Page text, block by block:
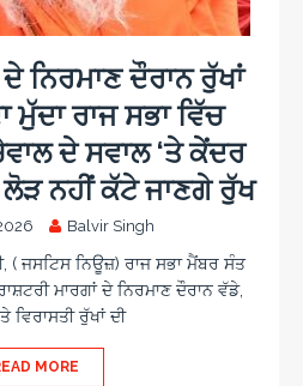
ਨਿਰਮਾਣ ਦੌਰਾਨ ਰੁੱਖਾਂ
ਮੁੱਦਾ ਰਾਜ ਸਭਾ ਵਿੱਚ
ਦੇ ਸਵਾਲ ‘ਤੇ ਕੇਂਦਰ
ਨਹੀਂ ਕੱਟੇ ਜਾਣਗੇ ਰੁੱਖ
Balvir Singh
( ਜਸਟਿਸ ਨਿਊਜ਼) ਰਾਜ ਸਭਾ ਮੈਂਬਰ ਸੰਤ
ਮਾਰਗਾਂ ਦੇ ਨਿਰਮਾਣ ਦੌਰਾਨ ਵੱਡੇ,
ਵਿਰਾਸਤੀ ਰੁੱਖਾਂ ਦੀ
MORE